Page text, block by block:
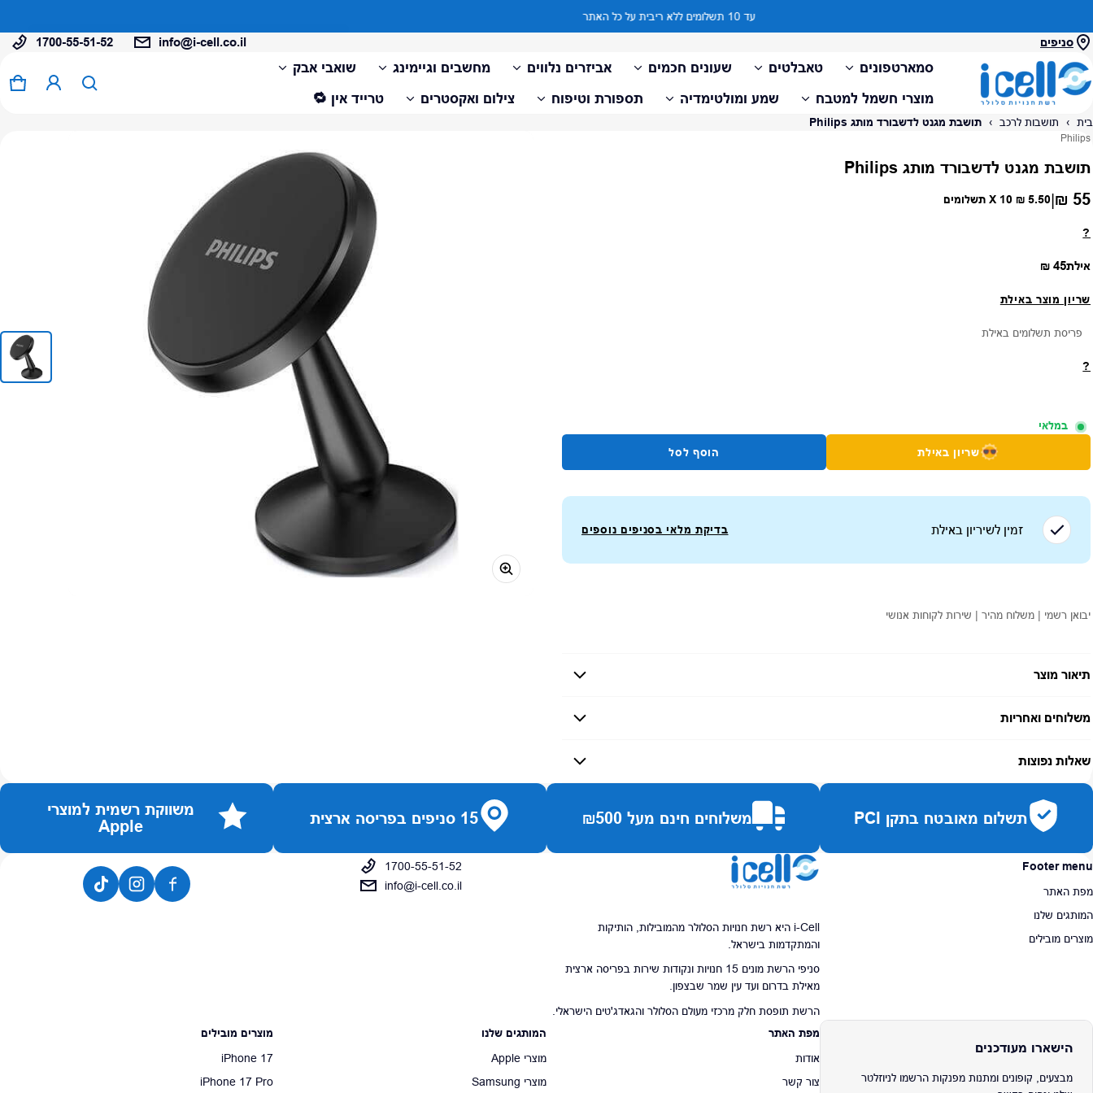
עד 10 תשלומים ללא ריבית על כל האתר
…
סניפים 1700-55-51-52 info@i-cell.co.il
סמארטפונים טאבלטים שעונים חכמים אביזרים נלווים מחשבים וגיימינג
שואבי אבק
מוצרי חשמל למטבח
שמע ומולטימדיה תספורת וטיפוח צילום ואקסטרים טרייד אין 🔁
0 פריטים
בית › תושבות לרכב › תושבת מגנט לדשבורד מותג Philips
ספק:
Philips
תושבת מגנט לדשבורד מותג Philips
מחיר רגיל
55 ₪
|
5.50 ₪ X 10 תשלומים
?
אילתמחיר רגיל
45 ₪
שריון מוצר באילת
פריסת תשלומים באילת
?
במלאי
שריון באילת הוסף לסל
זמין לשיריון באילת בדיקת מלאי בסניפים נוספים
יבואן רשמי | משלוח מהיר | שירות לקוחות אנושי
תיאור מוצר
משלוחים ואחריות
זמן אספקה: עד 7 ימי עסקים
שאלות נפוצות
כמה זמן משלוח?
האם ניתן לחלק תשלומים?כן, עד 10 תשלומים ללא ריבית.
תשלום מאובטח בתקן PCI משלוחים חינם מעל ₪500 15 סניפים בפריסה ארצית
משווקת רשמית למוצרי
Apple
Footer menu
מפת האתר
המותגים שלנו
מוצרים מובילים
i-Cell היא רשת חנויות הסלולר מהמובילות, הותיקות
והמתקדמות בישראל.
סניפי הרשת מונים 15 חנויות ונקודות שירות בפריסה ארצית
מאילת בדרום ועד עין שמר שבצפון.
הרשת תופסת חלק מרכזי מעולם הסלולר והגאדג'טים הישראלי.
1700-55-51-52
info@i-cell.co.il
הישארו מעודכנים
מבצעים, קופונים ומתנות מפנקות הרשמו לניוזלטר
מפת האתר
אודות
צור קשר
המותגים שלנו
מוצרי Apple
מוצרי Samsung
מוצרים מובילים
iPhone 17
iPhone 17 Pro